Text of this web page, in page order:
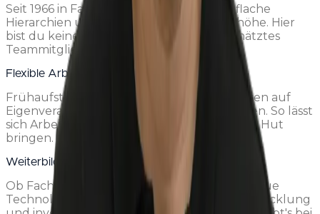
Seit 1966 in Familienhand – kurze Wege, flache
Hierarchien und ein Umgang auf Augenhöhe. Hier
bist du keine Nummer, sondern ein geschätztes
Teammitglied.
Flexible Arbeitszeiten
Frühaufsteher oder Langschläfer? Wir setzen auf
Eigenverantwortung statt starre Stechuhren. So lässt
sich Arbeit und Privatleben gut unter einen Hut
bringen.
Weiterbildung und Entwicklung
Ob Fachkurse, Führungsausbildung oder neue
Technologien – wir fördern deine Weiterentwicklung